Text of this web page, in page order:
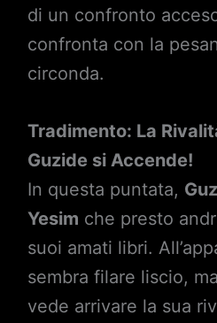
di un confronto
confronta con la
circonda.
Tradimento: La
Guzide si Accende!
In questa puntata,
Yesim che presto
suoi amati libri.
sembra filare liscio,
vede arrivare la sua